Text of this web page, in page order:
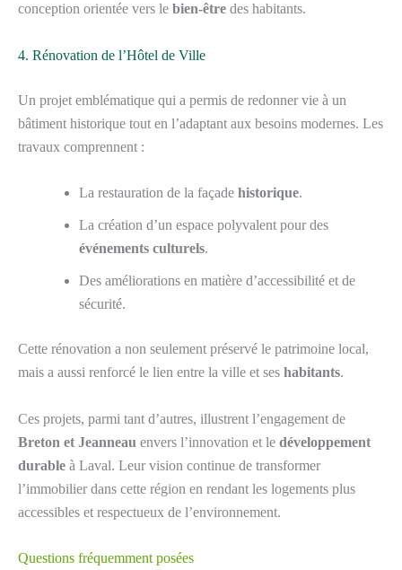
conception orientée vers le bien-être des habitants.
4. Rénovation de l’Hôtel de Ville
Un projet emblématique qui a permis de redonner vie à un
bâtiment historique tout en l’adaptant aux besoins modernes. Les
travaux comprennent :
La restauration de la façade historique.
La création d’un espace polyvalent pour des
événements culturels.
Des améliorations en matière d’accessibilité et de
sécurité.
Cette rénovation a non seulement préservé le patrimoine local,
mais a aussi renforcé le lien entre la ville et ses habitants.
Ces projets, parmi tant d’autres, illustrent l’engagement de
Breton et Jeanneau envers l’innovation et le développement
durable à Laval. Leur vision continue de transformer
l’immobilier dans cette région en rendant les logements plus
accessibles et respectueux de l’environnement.
Questions fréquemment posées